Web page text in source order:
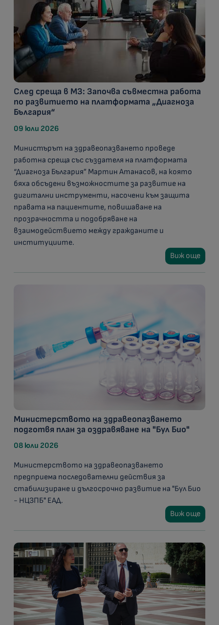
След среща в МЗ: Започва съвместна работа
по развитието на платформата „Диагноза
България“
09 юли 2026
Министърът на здравеопазването проведе
работна среща със създателя на платформата
“Диагноза България” Мартин Атанасов, на която
бяха обсъдени възможностите за развитие на
дигитални инструменти, насочени към защита
правата на пациентите, повишаване на
прозрачността и подобряване на
взаимодействието между гражданите и
институциите.
Виж още
Министерството на здравеопазването
подготвя план за оздравяване на "Бул Био"
08 юли 2026
Министерството на здравеопазването
предприема последователни действия за
стабилизиране и дългосрочно развитие на "Бул Био
- НЦЗПБ" ЕАД.
Виж още